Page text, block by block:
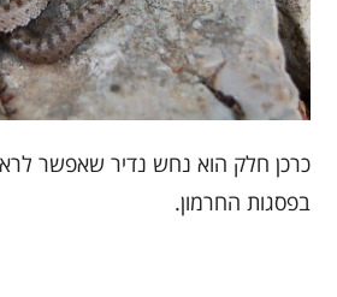
כרכן חלק הוא נחש נדיר שאפשר
בפסגות החרמון.